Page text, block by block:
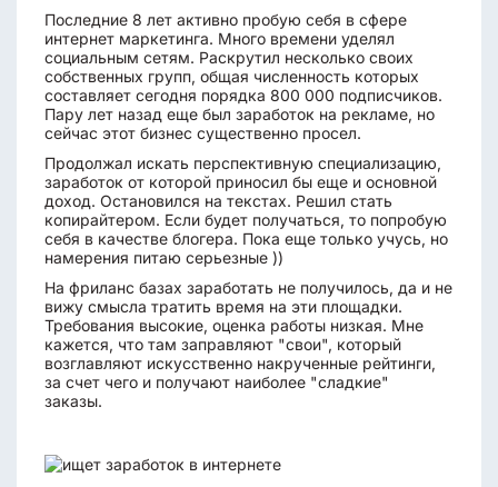
Последние 8 лет активно пробую себя в сфере
интернет маркетинга. Много времени уделял
социальным сетям. Раскрутил несколько своих
собственных групп, общая численность которых
составляет сегодня порядка 800 000 подписчиков.
Пару лет назад еще был заработок на рекламе, но
сейчас этот бизнес существенно просел.
Продолжал искать перспективную специализацию,
заработок от которой приносил бы еще и основной
доход. Остановился на текстах. Решил стать
копирайтером. Если будет получаться, то попробую
себя в качестве блогера. Пока еще только учусь, но
намерения питаю серьезные ))
На фриланс базах заработать не получилось, да и не
вижу смысла тратить время на эти площадки.
Требования высокие, оценка работы низкая. Мне
кажется, что там заправляют "свои", который
возглавляют искусственно накрученные рейтинги,
за счет чего и получают наиболее "сладкие"
заказы.